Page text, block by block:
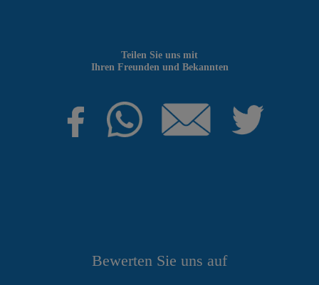
Bewerten Sie uns auf
Teilen Sie uns mit
Ihren Freunden und Bekannten